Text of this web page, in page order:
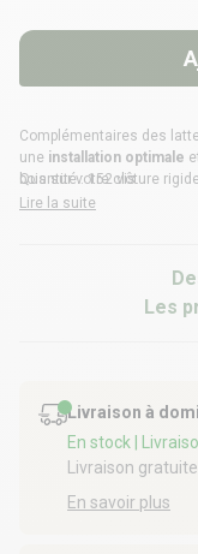
Complémentaires des
une installation optimale
bois sur votre clôture
Quantité : 152 vis.
Lire la suite
Les
Livraison à
En stock
|
Livraison
En savoir plus